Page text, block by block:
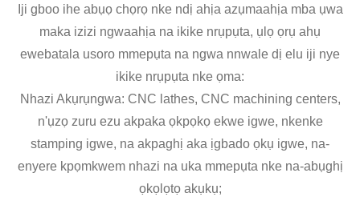
Iji gboo ihe abụọ chọrọ nke ndị ahịa azụmaahịa mba ụwa
maka izizi ngwaahịa na ikike nrụpụta, ụlọ ọrụ ahụ
ewebatala usoro mmepụta na ngwa nnwale dị elu iji nye
ikike nrụpụta nke ọma:
Nhazi Akụrụngwa: CNC lathes, CNC machining centers,
n'ụzọ zuru ezu akpaka ọkpọkọ ekwe igwe, nkenke
stamping igwe, na akpaghị aka ịgbado ọkụ igwe, na-
enyere kpọmkwem nhazi na uka mmepụta nke na-abụghị
ọkọlọtọ akụkụ;